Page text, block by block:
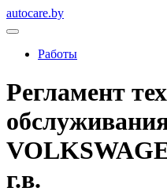
autocare.by
Работы
Регламент
г.в.